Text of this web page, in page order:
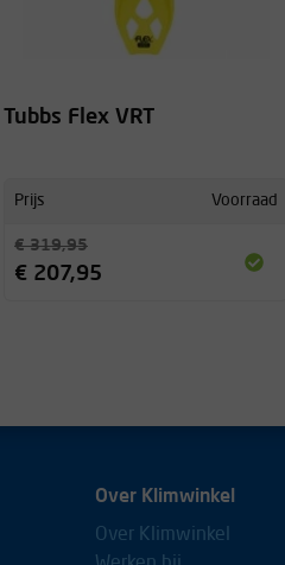
Tubbs Flex VRT
Prijs Voorraad
€ 319,95
€ 207,95
Over Klimwinkel
Over Klimwinkel